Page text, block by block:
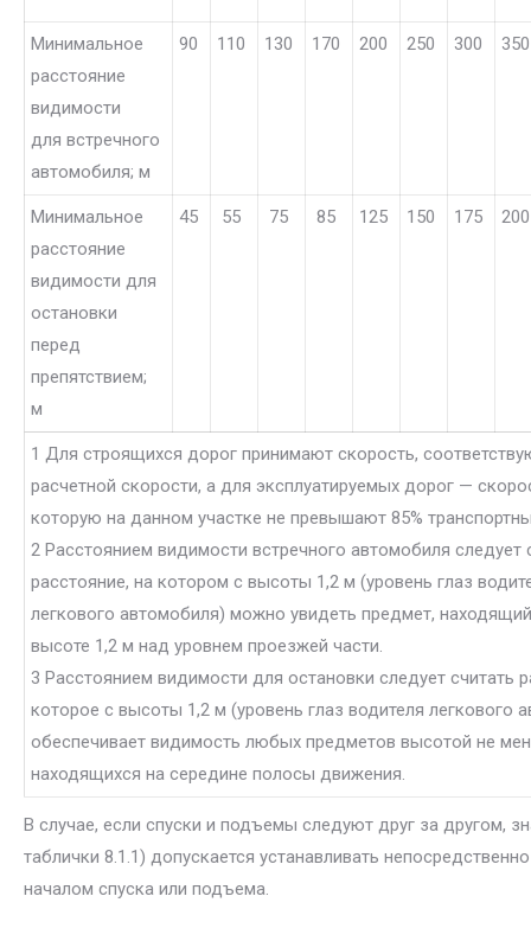
Минимальное
расстояние
видимости
для встречного
автомобиля; м
90 110 130 170 200 250 300 350
Минимальное
расстояние
видимости для
остановки
перед
препятствием;
м
45 55 75 85 125 150 175 200
1 Для строящихся дорог принимают скорость,
расчетной скорости, а для эксплуатируемых дорог —
которую на данном участке не превышают 85%
2 Расстоянием видимости встречного автомобиля следует
расстояние, на котором с высоты 1,2 м (уровень глаз
легкового автомобиля) можно увидеть предмет,
высоте 1,2 м над уровнем проезжей части.
3 Расстоянием видимости для остановки следует считать
которое с высоты 1,2 м (уровень глаз водителя легкового
обеспечивает видимость любых предметов высотой не
находящихся на середине полосы движения.
В случае, если спуски и подъемы следуют друг за другом,
таблички 8.1.1) допускается устанавливать
началом спуска или подъема.